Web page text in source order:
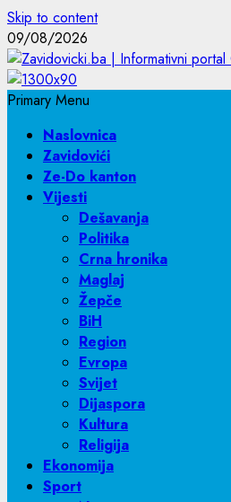
Skip to content
09/08/2026
Primary Menu
Naslovnica
Zavidovići
Ze-Do kanton
Vijesti
Dešavanja
Politika
Crna hronika
Maglaj
Žepče
BiH
Region
Evropa
Svijet
Dijaspora
Kultura
Religija
Ekonomija
Sport